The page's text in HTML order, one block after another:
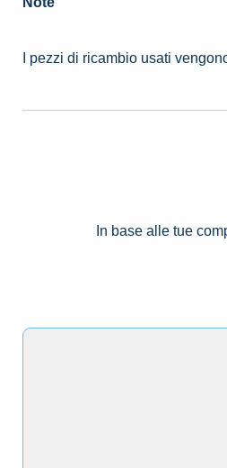
I pezzi di ricambio usati
In base alle tue